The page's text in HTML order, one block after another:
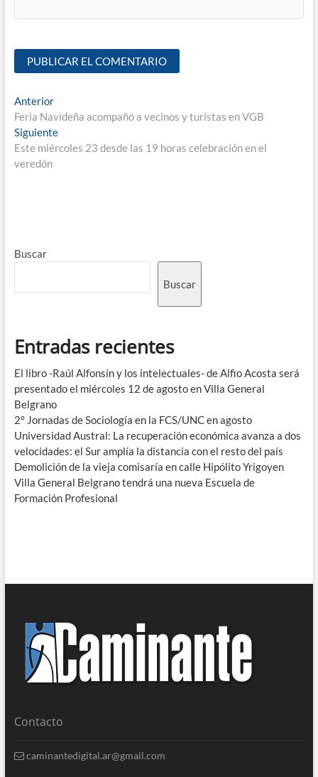
Anterior
Feria Navideña acompañó a vecinos y turistas en VGB
Siguiente
Este miércoles 23 desde las 19 horas celebración en el
veredón
Buscar
Buscar
Entradas recientes
El libro -Raúl Alfonsín y los intelectuales- de Alfio Acosta será
presentado el miércoles 12 de agosto en Villa General
Belgrano
2° Jornadas de Sociología en la FCS/UNC en agosto
Universidad Austral: La recuperación económica avanza a dos
velocidades: el Sur amplía la distancia con el resto del país
Demolición de la vieja comisaría en calle Hipólito Yrigoyen
Villa General Belgrano tendrá una nueva Escuela de
Formación Profesional
Contacto
caminantedigital.ar@gmail.com